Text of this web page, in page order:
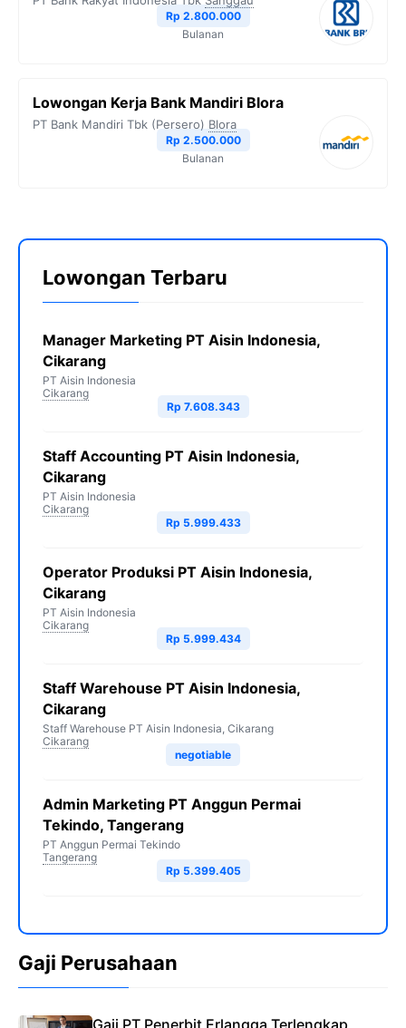
Rp 2.800.000
Bulanan
Lowongan Kerja Bank Mandiri Blora
PT Bank Mandiri Tbk (Persero) Blora
Rp 2.500.000
Bulanan
Lowongan Terbaru
Manager Marketing PT Aisin Indonesia,
Cikarang
PT Aisin Indonesia
Cikarang
Rp 7.608.343
Staff Accounting PT Aisin Indonesia,
Cikarang
PT Aisin Indonesia
Cikarang
Rp 5.999.433
Operator Produksi PT Aisin Indonesia,
Cikarang
PT Aisin Indonesia
Cikarang
Rp 5.999.434
Staff Warehouse PT Aisin Indonesia,
Cikarang
Staff Warehouse PT Aisin Indonesia, Cikarang
Cikarang
negotiable
Admin Marketing PT Anggun Permai
Tekindo, Tangerang
PT Anggun Permai Tekindo
Tangerang
Rp 5.399.405
Gaji Perusahaan
Gaji PT Penerbit Erlangga Terlengkap